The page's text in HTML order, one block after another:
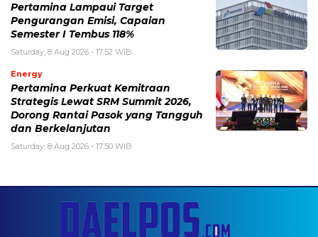
Pertamina Lampaui Target
Pengurangan Emisi, Capaian
Semester I Tembus 118%
Saturday, 8 Aug 2026 - 17:52 WIB
Energy
Pertamina Perkuat Kemitraan
Strategis Lewat SRM Summit 2026,
Dorong Rantai Pasok yang Tangguh
dan Berkelanjutan
Saturday, 8 Aug 2026 - 17:50 WIB